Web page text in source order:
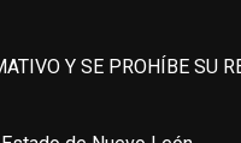
Y SE PROHÍBE SU